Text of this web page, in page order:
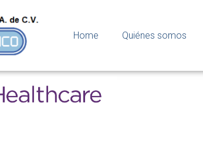
Home Quiénes somos